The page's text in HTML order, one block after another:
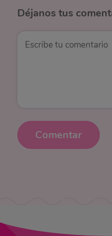
Déjanos tus
Comentar